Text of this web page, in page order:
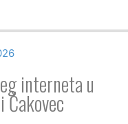
interneta u